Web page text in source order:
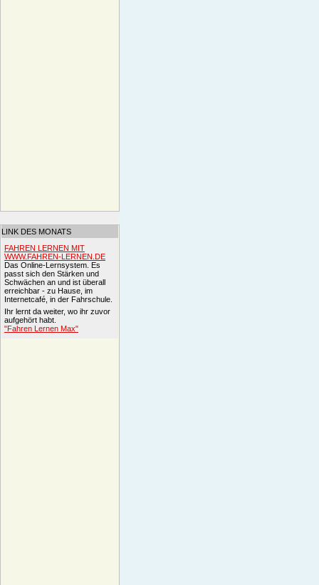
LINK DES MONATS
FAHREN LERNEN MIT
WWW.FAHREN-LERNEN.DE
Das Online-Lernsystem. Es
passt sich den Stärken und
Schwächen an und ist überall
erreichbar - zu Hause, im
Internetcafé, in der Fahrschule.
Ihr lernt da weiter, wo ihr zuvor
aufgehört habt.
"Fahren Lernen Max"